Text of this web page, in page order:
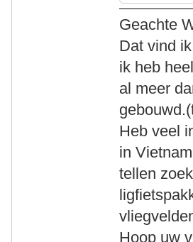
Geachte
Dat vind
ik heb
al meer
Heb veel
in
tellen
Hoop uw